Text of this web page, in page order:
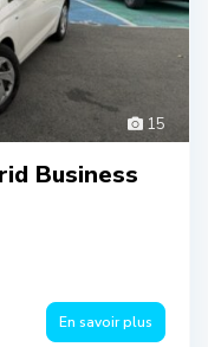
15
Business
En savoir plus